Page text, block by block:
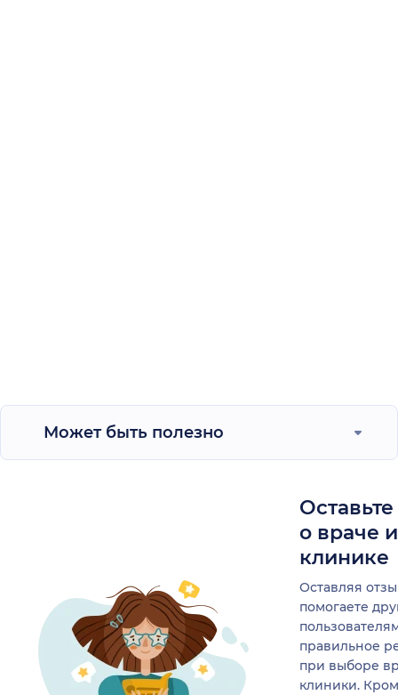
Может быть полезно
о враче
клинике
Оставляя
помогаете
правильное
при выборе
клиники.